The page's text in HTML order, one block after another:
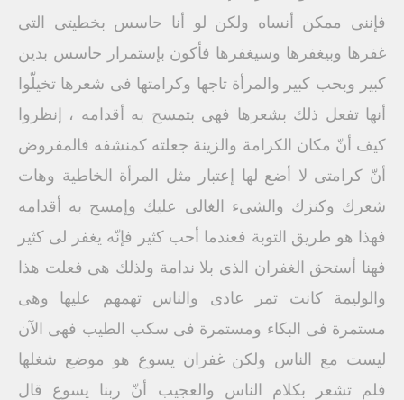
فإننى ممكن أنساه ولكن لو أنا حاسس بخطيتى التى
غفرها وبيغفرها وسيغفرها فأكون بإستمرار حاسس بدين
كبير وبحب كبير والمرأة تاجها وكرامتها فى شعرها تخيلّوا
أنها تفعل ذلك بشعرها فهى بتمسح به أقدامه ، إنظروا
كيف أنّ مكان الكرامة والزينة جعلته كمنشفه فالمفروض
أنّ كرامتى لا أضع لها إعتبار مثل المرأة الخاطية وهات
شعرك وكنزك والشىء الغالى عليك وإمسح به أقدامه
فهذا هو طريق التوبة فعندما أحب كثير فإنّه يغفر لى كثير
فهنا أستحق الغفران الذى بلا ندامة ولذلك هى فعلت هذا
والوليمة كانت تمر عادى والناس تهمهم عليها وهى
مستمرة فى البكاء ومستمرة فى سكب الطيب فهى الآن
ليست مع الناس ولكن غفران يسوع هو موضع شغلها
فلم تشعر بكلام الناس والعجيب أنّ ربنا يسوع قال